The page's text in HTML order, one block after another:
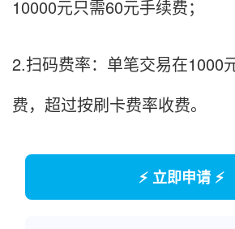
10000元只需60元手续费；
2.扫码费率：单笔交易在1000
费，超过按刷卡费率收费。
⚡ 立即申请 ⚡